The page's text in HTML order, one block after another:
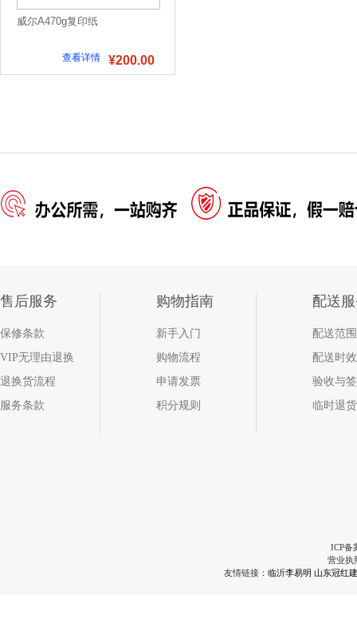
威尔A470g复印纸
¥200.00
查看详情
售后服务
保修条款
VIP无理由退换
退换货流程
服务条款
购物指南
新手入门
购物流程
申请发票
积分规则
配送
配送范围
配送时效
验收与
临时退货
ICP备
营业执
友情链接： 临沂李易明 山东冠红